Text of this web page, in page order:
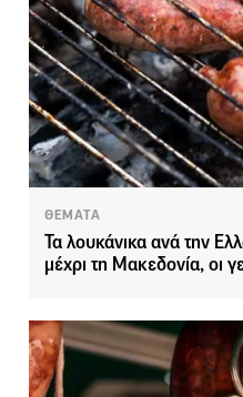
ΘΕΜΑΤΑ
Τα λουκάνικα ανά την
μέχρι τη Μακεδονία, οι